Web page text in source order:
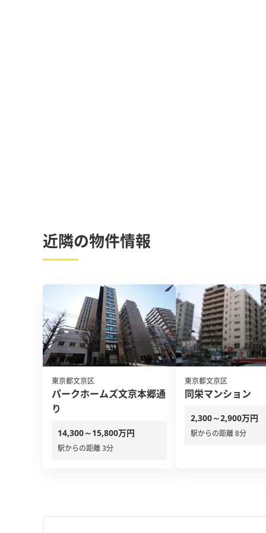
近隣の物件情報
東京都文京区
パークホームズ文京本郷通
り
14,300～15,800万円
駅からの距離 3分
東京都文京区
同栄マンション
2,300～2,900万円
駅からの距離 8分